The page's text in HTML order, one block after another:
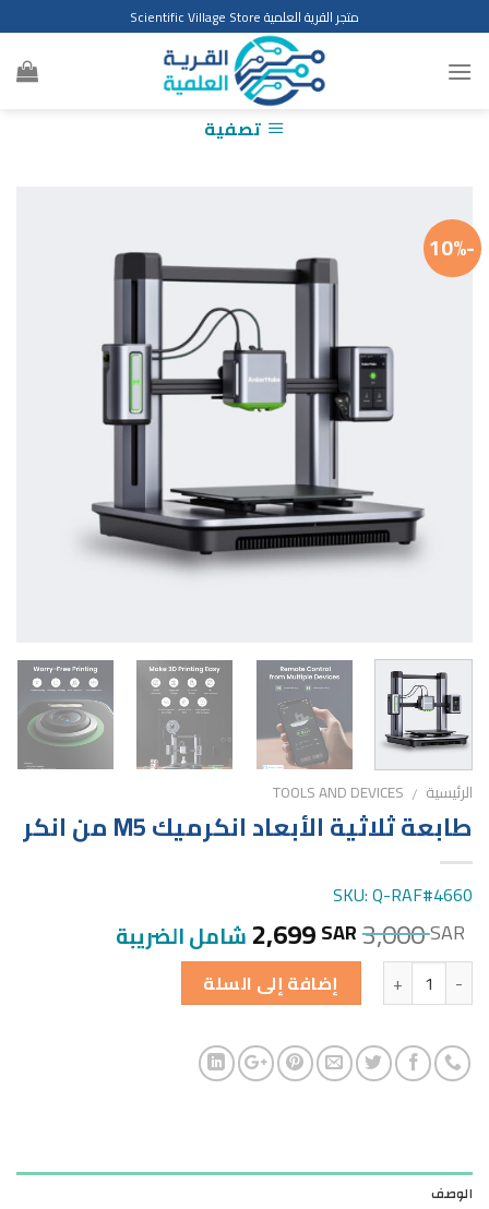
to
content
متجر القرية العلمية Scientific Village Store
تصفية
-10%
الرئيسية /
TOOLS AND DEVICES
طابعة ثلاثية الأبعاد انكرميك M5 من انكر
SKU: Q-RAF#4660
3,000SAR
2,699SAR شامل الضريبة
الكمية إضافة إلى السلة
الوصف